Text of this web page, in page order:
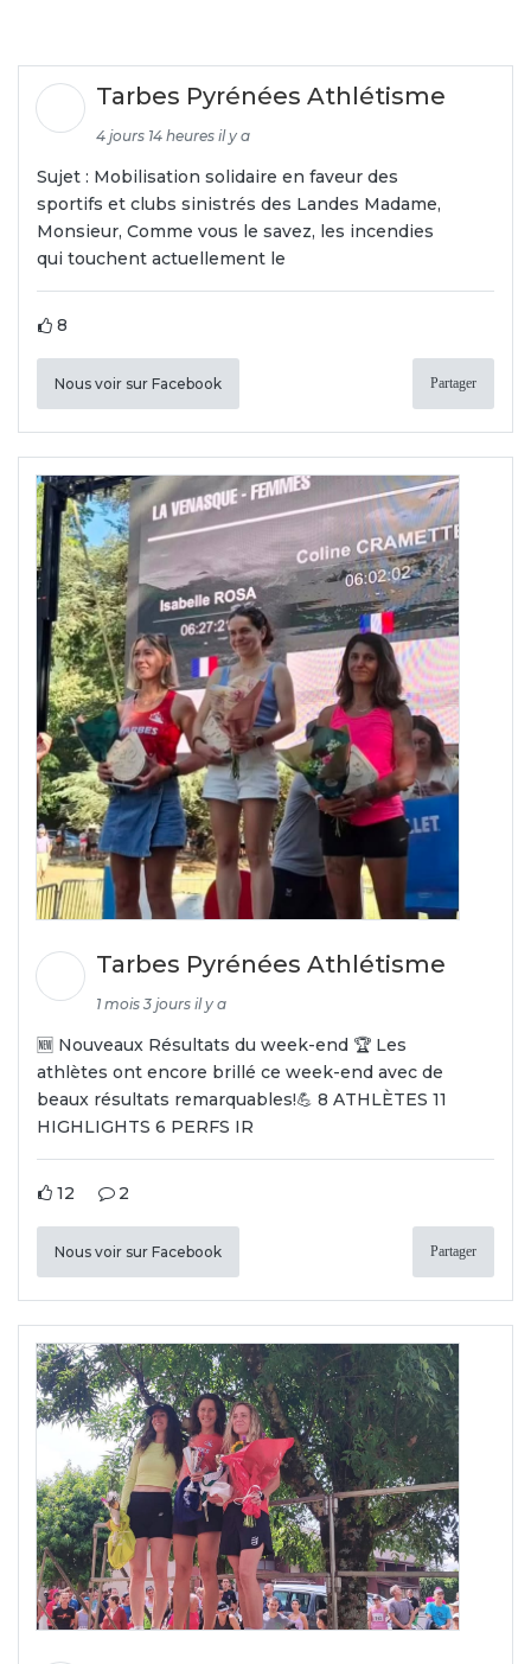
Tarbes Pyrénées Athlétisme
4 jours 14 heures il y a
Sujet : Mobilisation solidaire en faveur des
sportifs et clubs sinistrés des Landes Madame,
Monsieur, Comme vous le savez, les incendies
qui touchent actuellement le
8
Nous voir sur Facebook Partager
Tarbes Pyrénées Athlétisme
1 mois 3 jours il y a
🆕 Nouveaux Résultats du week-end 🏆 Les
athlètes ont encore brillé ce week-end avec de
beaux résultats remarquables!💪 8 ATHLÈTES 11
HIGHLIGHTS 6 PERFS IR
12 2
Nous voir sur Facebook Partager